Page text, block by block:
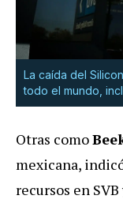
La caída del
todo el mundo,
Otras como
mexicana,
recursos en